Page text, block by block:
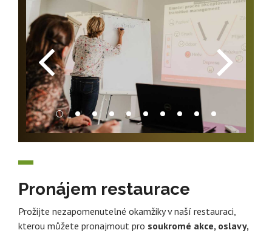
Pronájem restaurace
Prožijte nezapomenutelné okamžiky v naší restauraci,
kterou můžete pronajmout pro soukromé akce, oslavy,